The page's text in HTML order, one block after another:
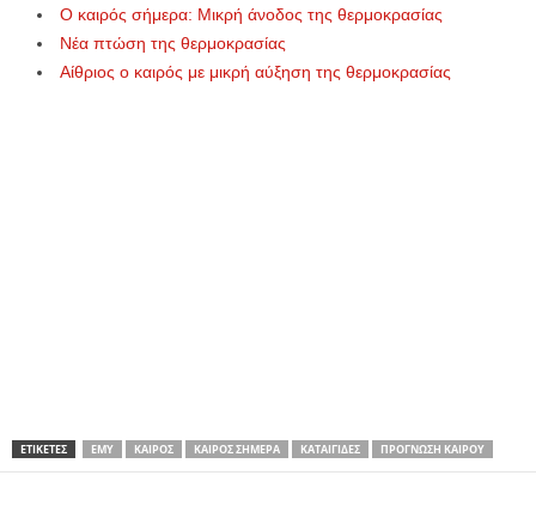
Ο καιρός σήμερα: Μικρή άνοδος της θερμοκρασίας
Νέα πτώση της θερμοκρασίας
Αίθριος ο καιρός με μικρή αύξηση της θερμοκρασίας
ΕΤΙΚΕΤΕΣ ΕΜΥ ΚΑΙΡΌΣ ΚΑΙΡΌΣ ΣΉΜΕΡΑ ΚΑΤΑΙΓΊΔΕΣ ΠΡΌΓΝΩΣΗ ΚΑΙΡΟΎ